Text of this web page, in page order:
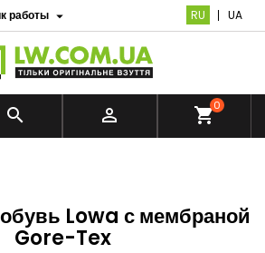
работы  RU UA
  shopping_cart0
обувь Lowa с мембраной
Gore-Tex